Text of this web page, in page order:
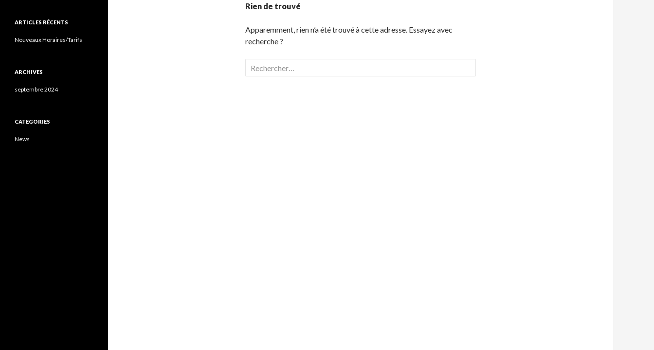
Rien de trouvé
Apparemment, rien n’a été trouvé à cette adresse. Essayez avec
recherche ?
Rechercher :
ARTICLES RÉCENTS
Nouveaux Horaires/Tarifs
ARCHIVES
septembre 2024
CATÉGORIES
News